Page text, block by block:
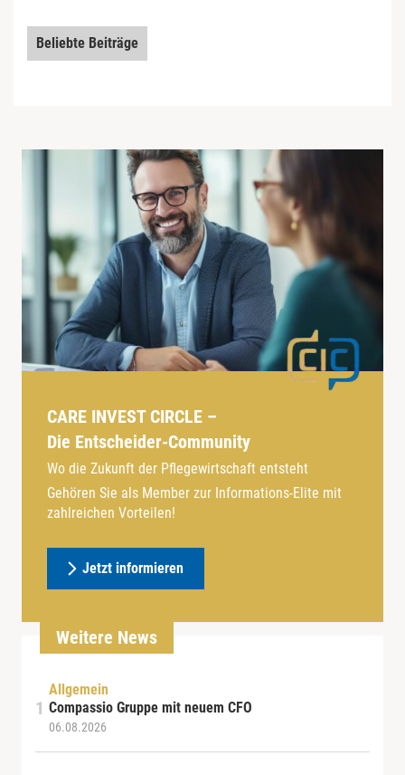
Beliebte Beiträge
CARE INVEST CIRCLE –
Die Entscheider-Community
Wo die Zukunft der Pflegewirtschaft entsteht
Gehören Sie als Member zur Informations-Elite mit
zahlreichen Vorteilen!
Jetzt informieren
Weitere News
Allgemein
Compassio Gruppe mit neuem CFO
06.08.2026